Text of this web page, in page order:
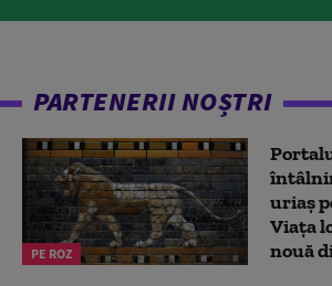
PARTENERII NOȘTRI
PE ROZ
uriaș
Viața
nouă